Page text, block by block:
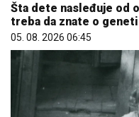
Šta dete nasleđuje od
treba da znate o
05. 08. 2026 06:45